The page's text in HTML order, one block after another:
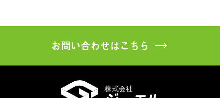
お問い合わせはこちら